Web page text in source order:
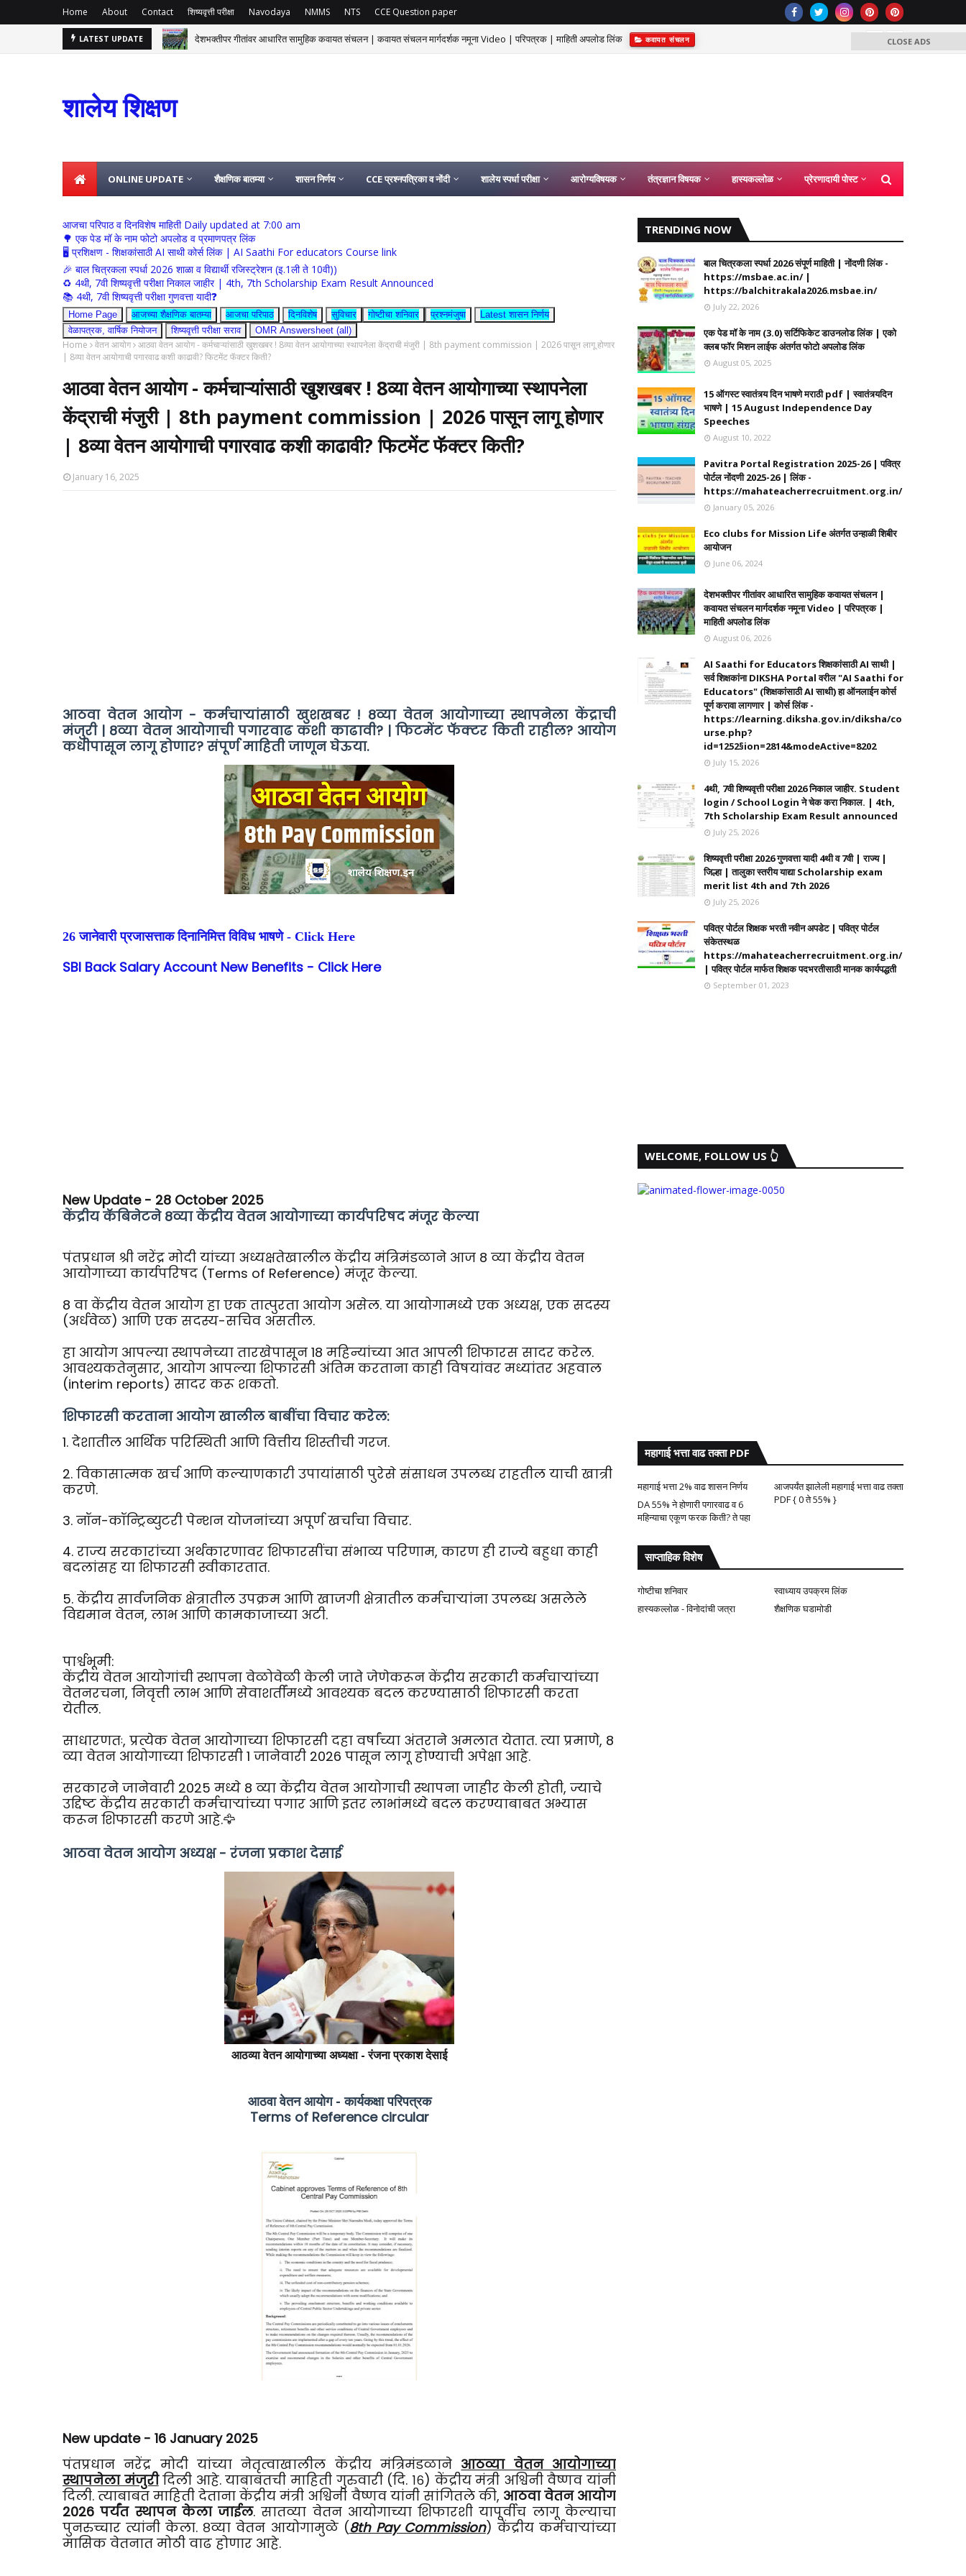
Home About Contact शिष्यवृत्ती परीक्षा Navodaya NMMS NTS CCE Question paper
LATEST UPDATE देशभक्तीपर गीतांवर आधारित सामुहिक कवायत संचलन | कवायत संचलन मार्गदर्शक नमूना Video | परिपत्रक | माहिती अपलोड लिंक कवायत संचलन
शालेय शिक्षण
ONLINE UPDATE शैक्षणिक बातम्या शासन निर्णय CCE प्रश्नपत्रिका व नोंदी शालेय स्पर्धा परीक्षा आरोग्यविषयक तंत्रज्ञान विषयक हास्यकल्लोळ प्रेरणादायी पोस्ट
आजचा परिपाठ व दिनविशेष माहिती Daily updated at 7:00 am
🌳 एक पेड मॉ के नाम फोटो अपलोड व प्रमाणपत्र लिंक
🖥 प्रशिक्षण - शिक्षकांसाठी AI साथी कोर्स लिंक | AI Saathi For educators Course link
🎉 बाल चित्रकला स्पर्धा 2026 शाळा व विद्यार्थी रजिस्ट्रेशन (इ.1ली ते 10वी))
♻️ 4थी, 7वी शिष्यवृत्ती परीक्षा निकाल जाहीर | 4th, 7th Scholarship Exam Result Announced
📚 4थी, 7वी शिष्यवृत्ती परीक्षा गुणवत्ता यादी❓
Home Page आजच्या शैक्षणिक बातम्या आजचा परिपाठ दिनविशेष सुविचार गोष्टीचा शनिवार प्रश्नमंजुषा
Latest शासन निर्णय
वेळापत्रक, वार्षिक नियोजन
शिष्यवृत्ती परीक्षा सराव OMR Answersheet (all)
Home वेतन आयोग आठवा वेतन आयोग - कर्मचाऱ्यांसाठी खुशखबर ! 8व्या वेतन आयोगाच्या स्थापनेला केंद्राची मंजुरी | 8th payment commission | 2026 पासून लागू होणार
| 8व्या वेतन आयोगाची पगारवाढ कशी काढावी? फिटमेंट फॅक्टर किती?
आठवा वेतन आयोग - कर्मचाऱ्यांसाठी खुशखबर ! 8व्या वेतन आयोगाच्या स्थापनेला
केंद्राची मंजुरी | 8th payment commission | 2026 पासून लागू होणार
| 8व्या वेतन आयोगाची पगारवाढ कशी काढावी? फिटमेंट फॅक्टर किती?
January 16, 2025
आठवा वेतन आयोग - कर्मचाऱ्यांसाठी खुशखबर ! 8व्या वेतन आयोगाच्या स्थापनेला केंद्राची
मंजुरी | 8व्या वेतन आयोगाची पगारवाढ कशी काढावी? | फिटमेंट फॅक्टर किती राहील? आयोग
कधीपासून लागू होणार? संपूर्ण माहिती जाणून घेऊया.
26 जानेवारी प्रजासत्ताक दिनानिमित्त विविध भाषणे - Click Here
SBI Back Salary Account New Benefits - Click Here
New Update - 28 October 2025
केंद्रीय कॅबिनेटने 8व्या केंद्रीय वेतन आयोगाच्या कार्यपरिषद मंजूर केल्या
पंतप्रधान श्री नरेंद्र मोदी यांच्या अध्यक्षतेखालील केंद्रीय मंत्रिमंडळाने आज 8 व्या केंद्रीय वेतन
आयोगाच्या कार्यपरिषद (Terms of Reference) मंजूर केल्या.
8 वा केंद्रीय वेतन आयोग हा एक तात्पुरता आयोग असेल. या आयोगामध्ये एक अध्यक्ष, एक सदस्य
(अर्धवेळ) आणि एक सदस्य-सचिव असतील.
हा आयोग आपल्या स्थापनेच्या तारखेपासून 18 महिन्यांच्या आत आपली शिफारस सादर करेल.
आवश्यकतेनुसार, आयोग आपल्या शिफारसी अंतिम करताना काही विषयांवर मध्यांतर अहवाल
(interim reports) सादर करू शकतो.
शिफारसी करताना आयोग खालील बाबींचा विचार करेल:
1. देशातील आर्थिक परिस्थिती आणि वित्तीय शिस्तीची गरज.
2. विकासात्मक खर्च आणि कल्याणकारी उपायांसाठी पुरेसे संसाधन उपलब्ध राहतील याची खात्री
करणे.
3. नॉन-कॉन्ट्रिब्युटरी पेन्शन योजनांच्या अपूर्ण खर्चाचा विचार.
4. राज्य सरकारांच्या अर्थकारणावर शिफारसींचा संभाव्य परिणाम, कारण ही राज्ये बहुधा काही
बदलांसह या शिफारसी स्वीकारतात.
5. केंद्रीय सार्वजनिक क्षेत्रातील उपक्रम आणि खाजगी क्षेत्रातील कर्मचाऱ्यांना उपलब्ध असलेले
विद्यमान वेतन, लाभ आणि कामकाजाच्या अटी.
पार्श्वभूमी:
केंद्रीय वेतन आयोगांची स्थापना वेळोवेळी केली जाते जेणेकरून केंद्रीय सरकारी कर्मचाऱ्यांच्या
वेतनरचना, निवृत्ती लाभ आणि सेवाशर्तींमध्ये आवश्यक बदल करण्यासाठी शिफारसी करता
येतील.
साधारणतः, प्रत्येक वेतन आयोगाच्या शिफारसी दहा वर्षांच्या अंतराने अमलात येतात. त्या प्रमाणे, 8
व्या वेतन आयोगाच्या शिफारसी 1 जानेवारी 2026 पासून लागू होण्याची अपेक्षा आहे.
सरकारने जानेवारी 2025 मध्ये 8 व्या केंद्रीय वेतन आयोगाची स्थापना जाहीर केली होती, ज्याचे
उद्दिष्ट केंद्रीय सरकारी कर्मचाऱ्यांच्या पगार आणि इतर लाभांमध्ये बदल करण्याबाबत अभ्यास
करून शिफारसी करणे आहे.🦅
आठवा वेतन आयोग अध्यक्ष - रंजना प्रकाश देसाई
आठव्या वेतन आयोगाच्या अध्यक्षा - रंजना प्रकाश देसाई
आठवा वेतन आयोग - कार्यकक्षा परिपत्रक
Terms of Reference circular
New update - 16 January 2025
पंतप्रधान नरेंद्र मोदी यांच्या नेतृत्वाखालील केंद्रीय मंत्रिमंडळाने आठव्या वेतन आयोगाच्या
स्थापनेला मंजुरीदिली आहे. याबाबतची माहिती गुरुवारी (दि. १६) केंद्रीय मंत्री अश्विनी वैष्णव यांनी
दिली. त्याबाबत माहिती देताना केंद्रीय मंत्री अश्विनी वैष्णव यांनी सांगितले की, आठवा वेतन आयोग
2026 पर्यंत स्थापन केला जाईल. सातव्या वेतन आयोगाच्या शिफारशी यापूर्वीच लागू केल्याचा
पुनरुच्चार त्यांनी केला. ८व्या वेतन आयोगामुळे (8th Pay Commission) केंद्रीय कर्मचाऱ्यांच्या
मासिक वेतनात मोठी वाढ होणार आहे.
TRENDING NOW
बाल चित्रकला स्पर्धा 2026 संपूर्ण माहिती | नोंदणी लिंक -
https://msbae.ac.in/ |
https://balchitrakala2026.msbae.in/
July 22, 2026
एक पेड मॉ के नाम (3.0) सर्टिफिकेट डाउनलोड लिंक | एको
क्लब फॉर मिशन लाईफ अंतर्गत फोटो अपलोड लिंक
August 05, 2025
15 ऑगस्ट स्वातंत्र्य दिन भाषणे मराठी pdf | स्वातंत्र्यदिन
भाषणे | 15 August Independence Day
Speeches
August 10, 2022
Pavitra Portal Registration 2025-26 | पवित्र
पोर्टल नोंदणी 2025-26 | लिंक -
https://mahateacherrecruitment.org.in/
January 05, 2026
Eco clubs for Mission Life अंतर्गत उन्हाळी शिबीर
आयोजन
June 06, 2024
देशभक्तीपर गीतांवर आधारित सामुहिक कवायत संचलन |
कवायत संचलन मार्गदर्शक नमूना Video | परिपत्रक |
माहिती अपलोड लिंक
August 06, 2026
AI Saathi for Educators शिक्षकांसाठी AI साथी |
सर्व शिक्षकांना DIKSHA Portal वरील "AI Saathi for
Educators" (शिक्षकांसाठी AI साथी) हा ऑनलाईन कोर्स
पूर्ण करावा लागणार | कोर्स लिंक -
https://learning.diksha.gov.in/diksha/co
urse.php?
id=1252§ion=2814&modeActive=8202
July 15, 2026
4थी, 7वी शिष्यवृत्ती परीक्षा 2026 निकाल जाहीर. Student
login / School Login ने चेक करा निकाल. | 4th,
7th Scholarship Exam Result announced
July 25, 2026
शिष्यवृत्ती परीक्षा 2026 गुणवत्ता यादी 4थी व 7वी | राज्य |
जिल्हा | तालुका स्तरीय याद्या Scholarship exam
merit list 4th and 7th 2026
July 25, 2026
पवित्र पोर्टल शिक्षक भरती नवीन अपडेट | पवित्र पोर्टल
संकेतस्थळ
https://mahateacherrecruitment.org.in/
| पवित्र पोर्टल मार्फत शिक्षक पदभरतीसाठी मानक कार्यपद्धती
September 01, 2023
WELCOME, FOLLOW US 👆
महागाई भत्ता वाढ तक्ता PDF
महागाई भत्ता 2% वाढ शासन निर्णय
आजपर्यंत झालेली महागाई भत्ता वाढ तक्ता
PDF { 0 ते 55% }
DA 55% ने होणारी पगारवाढ व 6
महिन्याचा एकूण फरक किती? ते पहा
साप्ताहिक विशेष
गोष्टीचा शनिवार
स्वाध्याय उपक्रम लिंक
हास्यकल्लोळ - विनोदांची जत्रा
शैक्षणिक घडामोडी
CLOSE ADS